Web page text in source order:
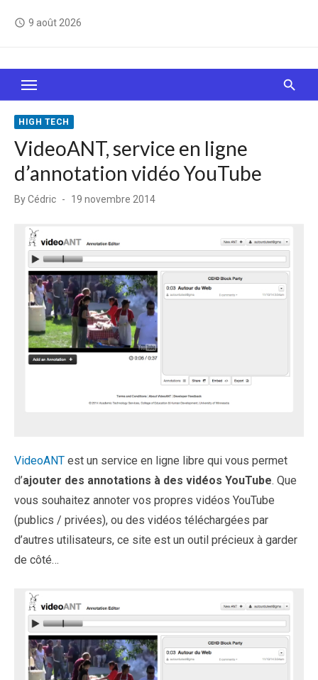
access_time 9 août 2026
Le Web, c'est comme une boîte de chocolats… On
sait jamais sur quoi on va tomber !
HIGH TECH
VideoANT, service en ligne
d’annotation vidéo YouTube
ByCédric
Posted
19 novembre 2014
VideoANT est un service en ligne libre qui vous permet
d’ajouter des annotations à des vidéos YouTube. Que
vous souhaitez annoter vos propres vidéos YouTube
(publics / privées), ou des vidéos téléchargées par
d’autres utilisateurs, ce site est un outil précieux à garder
de côté…